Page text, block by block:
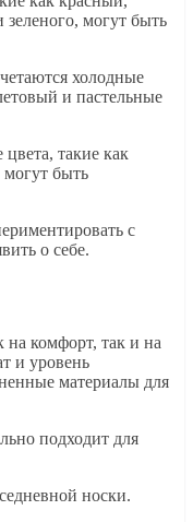
могут быть
холодные
и пастельные
такие как
быть
с
о себе.
на комфорт, так и на
и уровень
материалы для
подходит для
носки.